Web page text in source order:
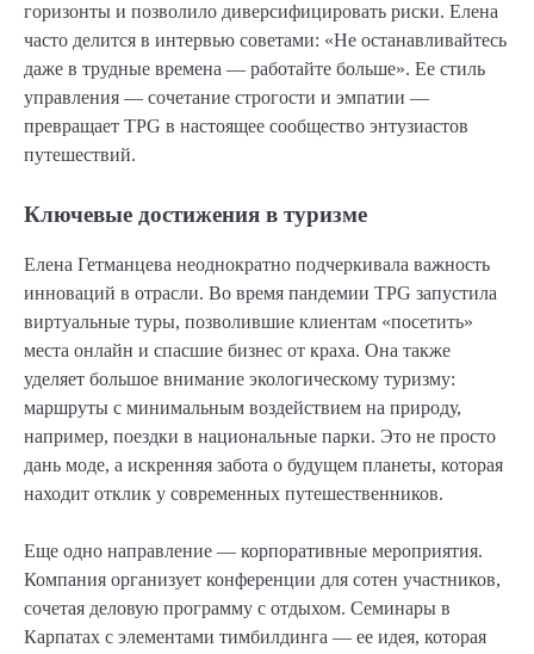
горизонты и позволило диверсифицировать риски. Елена
часто делится в интервью советами: «Не останавливайтесь
даже в трудные времена — работайте больше». Ее стиль
управления — сочетание строгости и эмпатии —
превращает TPG в настоящее сообщество энтузиастов
путешествий.
Ключевые достижения в туризме
Елена Гетманцева неоднократно подчеркивала важность
инноваций в отрасли. Во время пандемии TPG запустила
виртуальные туры, позволившие клиентам «посетить»
места онлайн и спасшие бизнес от краха. Она также
уделяет большое внимание экологическому туризму:
маршруты с минимальным воздействием на природу,
например, поездки в национальные парки. Это не просто
дань моде, а искренняя забота о будущем планеты, которая
находит отклик у современных путешественников.
Еще одно направление — корпоративные мероприятия.
Компания организует конференции для сотен участников,
сочетая деловую программу с отдыхом. Семинары в
Карпатах с элементами тимбилдинга — ее идея, которая